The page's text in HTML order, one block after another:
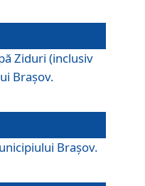
Ziduri (inclusiv
Braşov.
Braşov.